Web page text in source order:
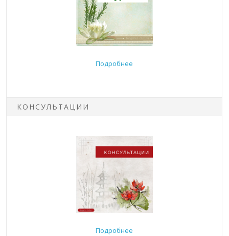
Подробнее
КОНСУЛЬТАЦИИ
Подробнее